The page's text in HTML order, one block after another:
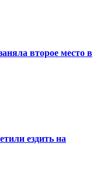
второе место в
ездить на